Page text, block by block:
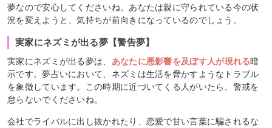
夢なので安心してくださいね。あなたは親に守られている今の状
況を変えようと、気持ちが前向きになっているのでしょう。
実家にネズミが出る夢【警告夢】
実家にネズミが出る夢は、 あなたに悪影響を及ぼす人が現れる暗
示です。夢占いにおいて、ネズミは生活を脅かすようなトラブル
を象徴しています。この時期に近づいてくる人がいたら、警戒を
怠らないでくださいね。
会社でライバルに出し抜かれたり、恋愛で甘い言葉に騙されるな